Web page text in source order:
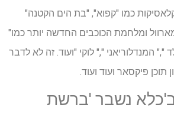
כמו "קפוא", "בת הים הקטנה"
מארוול ומלחמת הכוכבים החדשה יותר כמו"
המנדלוריאני "," לוקי "ועוד. זה לא לדבר
תוכן פיקסאר ועוד ועוד.
נשבר 'ברשת